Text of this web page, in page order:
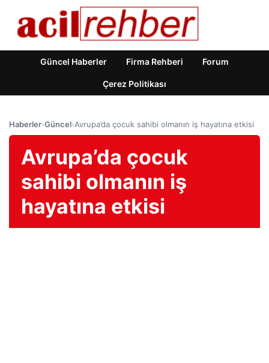
Güncel Haberler Firma Rehberi Forum
Çerez Politikası
Haberler›Güncel›Avrupa’da çocuk sahibi olmanın iş hayatına etkisi
Avrupa’da çocuk
sahibi olmanın iş
hayatına etkisi